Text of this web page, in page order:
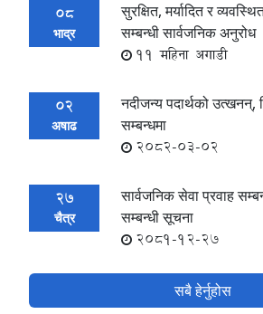
08
भाद्र
सुरक्षित, मर्यादित र
सम्बन्धी सार्वजनिक अनुरोध
11 महिना अगाडी
02
अषाढ
नदीजन्य पदार्थको उत्खनन्,
सम्बन्धमा
2082-03-02
27
चैत्र
सार्वजनिक सेवा प्रवाह
सम्बन्धी सूचना
2081-12-27
सबै हेर्नुहोस